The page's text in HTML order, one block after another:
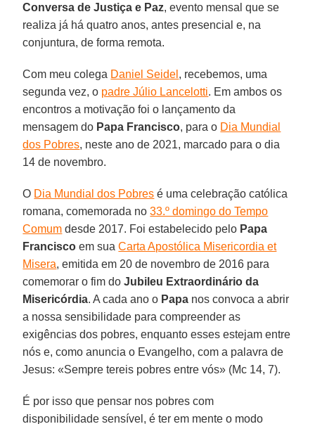
Conversa de Justiça e Paz, evento mensal que se
realiza já há quatro anos, antes presencial e, na
conjuntura, de forma remota.
Com meu colega Daniel Seidel , recebemos, uma
segunda vez, o padre Júlio Lancelotti. Em ambos os
encontros a motivação foi o lançamento da
mensagem do Papa Francisco, para o Dia Mundial
dos Pobres, neste ano de 2021, marcado para o dia
14 de novembro.
O Dia Mundial dos Pobres é uma celebração católica
romana, comemorada no33.º domingo do Tempo
Comum desde 2017. Foi estabelecido pelo Papa
Francisco em suaCarta Apostólica Misericordia et
Misera, emitida em 20 de novembro de 2016 para
comemorar o fim doJubileu Extraordinário da
Misericórdia. A cada ano o Papa nos convoca a abrir
a nossa sensibilidade para compreender as
exigências dos pobres, enquanto esses estejam entre
nós e, como anuncia o Evangelho, com a palavra de
Jesus: «Sempre tereis pobres entre vós» (Mc 14, 7).
É por isso que pensar nos pobres com
disponibilidade sensível, é ter em mente o modo